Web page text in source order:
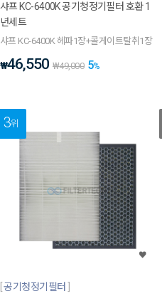
샤프 KC-6400K 공기청정기필터 호환 1
년세트
샤프 KC-6400K 헤파1장+콜게이트탈취1장
₩46,550 ₩49,000 5%
3위
공기청정기필터